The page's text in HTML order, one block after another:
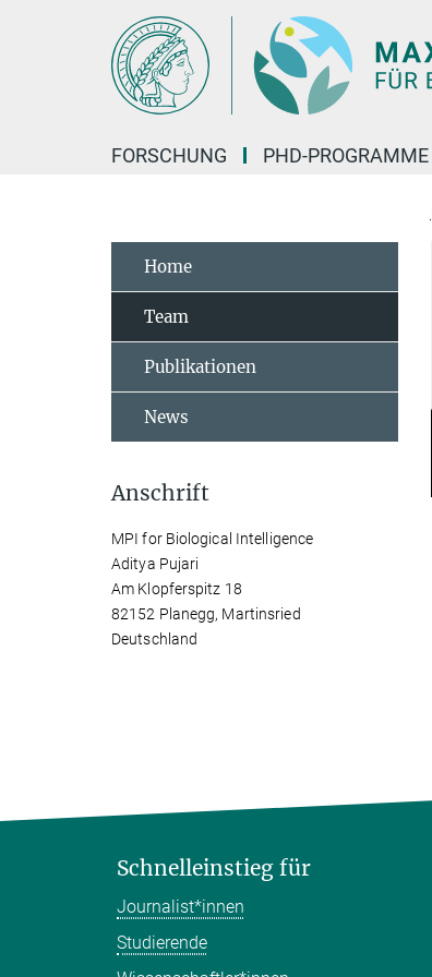
FORSCHUNG PHD-PROGRAMME
Home
Team
Publikationen
News
Anschrift
MPI for Biological Intelligence
Aditya Pujari
Am Klopferspitz 18
82152 Planegg, Martinsried
Deutschland
Schnelleinstieg für
Journalist*innen
Studierende